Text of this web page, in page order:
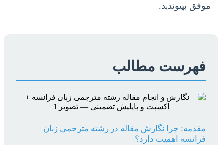
موفق بپیوندید.
فهرست مطالب
مقدمه: چرا نگارش مقاله در رشته مترجمی زبان
فرانسه اهمیت دارد؟